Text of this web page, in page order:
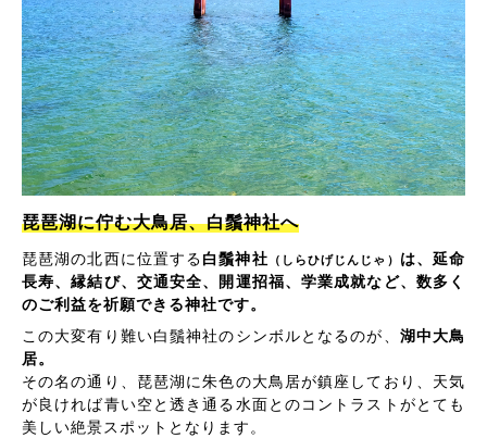
琵琶湖に佇む大鳥居、白鬚神社へ
琵琶湖の北西に位置する白鬚神社 （しらひげじんじゃ）
は、延命
長寿、縁結び、交通安全、開運招福、学業成就など、数多く
のご利益を祈願できる神社です。
この大変有り難い白鬚神社のシンボルとなるのが、 湖中大鳥
居。
その名の通り、琵琶湖に朱色の大鳥居が鎮座しており、天気
が良ければ青い空と透き通る水面とのコントラストがとても
美しい絶景スポットとなります。